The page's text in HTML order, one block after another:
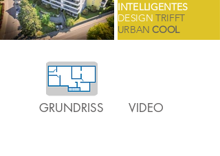
INTELLIGENTES
DESIGN TRIFFT
URBAN COOL
GRUNDRISS VIDEO